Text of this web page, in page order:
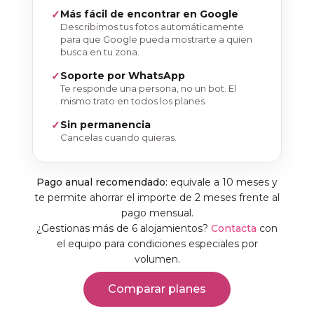
Más fácil de encontrar en Google
Describimos tus fotos automáticamente
para que Google pueda mostrarte a quien
busca en tu zona.
Soporte por WhatsApp
Te responde una persona, no un bot. El
mismo trato en todos los planes.
Sin permanencia
Cancelas cuando quieras.
Pago anual recomendado: equivale a 10 meses y
te permite ahorrar el importe de 2 meses frente al
pago mensual.
¿Gestionas más de 6 alojamientos? Contacta con
el equipo para condiciones especiales por
volumen.
Comparar planes